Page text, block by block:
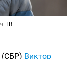
ТВ
(СБР) Виктор